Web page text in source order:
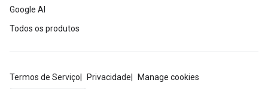
Google AI
Todos os produtos
Termos de Serviço Privacidade Manage cookies